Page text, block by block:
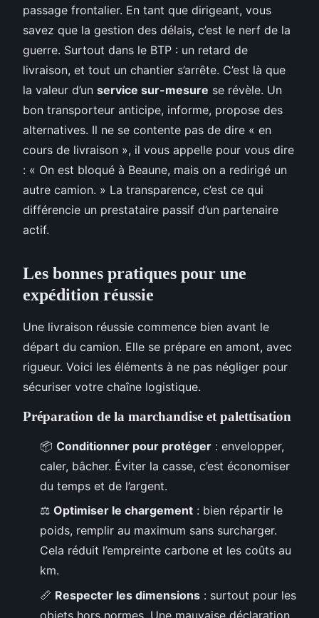
passage frontalier. En tant que dirigeant, vous
savez que la gestion des délais, c’est le nerf de la
guerre. Surtout dans le BTP : un retard de
livraison, et tout un chantier s’arrête. C’est là que
la valeur d’un service sur-mesure se révèle. Un
bon transporteur anticipe, informe, propose des
alternatives. Il ne se contente pas de dire « en
cours de livraison », il vous appelle pour vous dire
: « On est bloqué à Beaune, mais on a redirigé un
autre camion. » La transparence, c’est ce qui
différencie un prestataire passif d’un partenaire
actif.
Les bonnes pratiques pour une
expédition réussie
Une livraison réussie commence bien avant le
départ du camion. Elle se prépare en amont, avec
rigueur. Voici les éléments à ne pas négliger pour
sécuriser votre chaîne logistique.
Préparation de la marchandise et palettisation
📦 Conditionner pour protéger : envelopper,
caler, bâcher. Éviter la casse, c’est économiser
du temps et de l’argent.
⚖️ Optimiser le chargement : bien répartir le
poids, remplir au maximum sans surcharger.
Cela réduit l’empreinte carbone et les coûts au
km.
📏 Respecter les dimensions : surtout pour les
objets hors normes. Une mauvaise déclaration